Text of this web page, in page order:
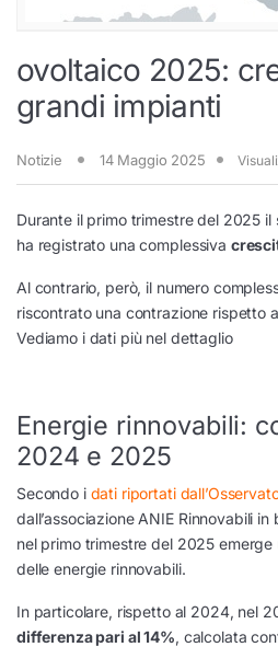
ovoltaico 2025:
grandi impianti
Notizie 14 Maggio 2025
Durante il primo trimestre del 2025
ha registrato una complessiva
Al contrario, però, il numero
riscontrato una contrazione rispetto
Vediamo i dati più nel dettaglio
Energie rinnovabili:
2024 e 2025
Secondo i dati riportati
dall’associazione ANIE Rinnovabili
nel primo trimestre del 2025
delle energie rinnovabili.
In particolare, rispetto al 2024, nel
differenza pari al 14%, calcolata